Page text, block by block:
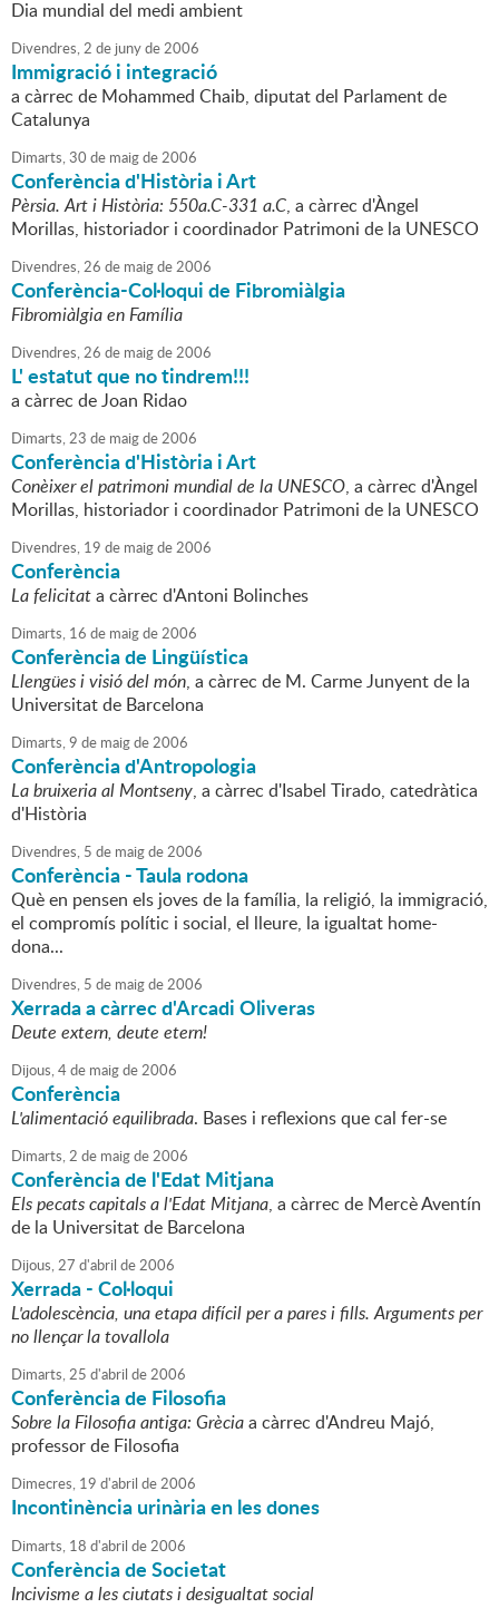
Dia mundial del medi ambient
Divendres,2 de junyde2006
Immigració i integració
a càrrec de Mohammed Chaib, diputat del Parlament de
Catalunya
Dimarts,30 de maigde2006
Conferència d'Història i Art
Pèrsia. Art i Història: 550a.C-331 a.C, a càrrec d'Àngel
Morillas, historiador i coordinador Patrimoni de la UNESCO
Divendres,26 de maigde2006
Conferència-Col·loqui de Fibromiàlgia
Fibromiàlgia en Família
Divendres,26 de maigde2006
L' estatut que no tindrem!!!
a càrrec de Joan Ridao
Dimarts,23 de maigde2006
Conferència d'Història i Art
Conèixer el patrimoni mundial de la UNESCO, a càrrec d'Àngel
Morillas, historiador i coordinador Patrimoni de la UNESCO
Divendres, 19 de maigde2006
Conferència
La felicitata càrrec d'Antoni Bolinches
Dimarts, 16 de maigde2006
Conferència de Lingüística
Llengües i visió del món, a càrrec de M. Carme Junyent de la
Universitat de Barcelona
Dimarts,9 de maigde2006
Conferència d'Antropologia
La bruixeria al Montseny, a càrrec d'Isabel Tirado, catedràtica
d'Història
Divendres, 5 de maigde2006
Conferència - Taula rodona
Què en pensen els joves de la família, la religió, la immigració,
el compromís polític i social, el lleure, la igualtat home-
dona...
Divendres, 5 de maigde2006
Xerrada a càrrec d'Arcadi Oliveras
Deute extern, deute etern!
Dijous,4de maigde2006
Conferència
L'alimentació equilibrada. Bases i reflexions que cal fer-se
Dimarts,2 de maigde2006
Conferència de l'Edat Mitjana
Els pecats capitals a l'Edat Mitjana, a càrrec de Mercè Aventín
de la Universitat de Barcelona
Dijous,27 d'abril de2006
Xerrada - Col·loqui
L'adolescència, una etapa difícil per a pares i fills. Arguments per
no llençar la tovallola
Dimarts,25 d'abril de2006
Conferència de Filosofia
Sobre la Filosofia antiga: Grèciaa càrrec d'Andreu Majó,
professor de Filosofia
Dimecres, 19 d'abril de2006
Incontinència urinària en les dones
Dimarts, 18 d'abril de2006
Conferència de Societat
Incivisme a les ciutats i desigualtat social